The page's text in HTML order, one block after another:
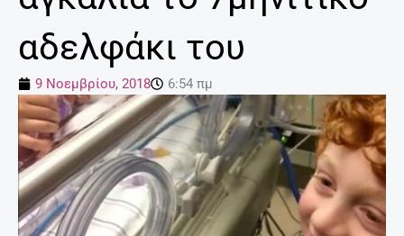
αδελφάκι του
9 Νοεμβρίου, 2018 6:54 πμ